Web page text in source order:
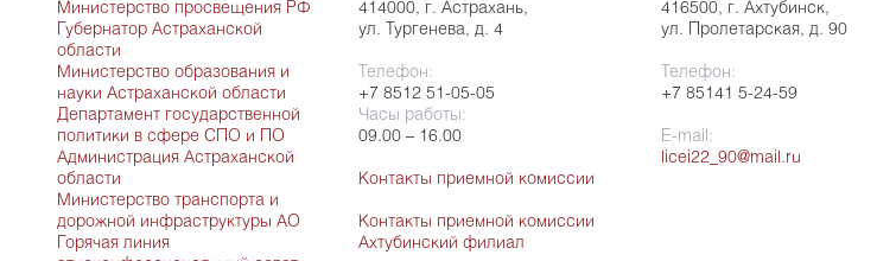
Министерство просвещения РФ
Губернатор Астраханской
области
Министерство образования и
науки Астраханской области
Департамент государственной
политики в сфере СПО и ПО
Администрация Астраханской
области
Министерство транспорта и
дорожной инфраструктуры АО
Горячая линия
414000, г. Астрахань,
ул. Тургенева, д. 4
Телефон:
+7 8512 51-05-05
Часы работы:
09.00 – 16.00
Контакты приемной комиссии
Контакты приемной комиссии
Ахтубинский филиал
416500, г. Ахтубинск,
ул. Пролетарская, д. 90
Телефон:
+7 85141 5-24-59
E-mail:
licei22_90@mail.ru